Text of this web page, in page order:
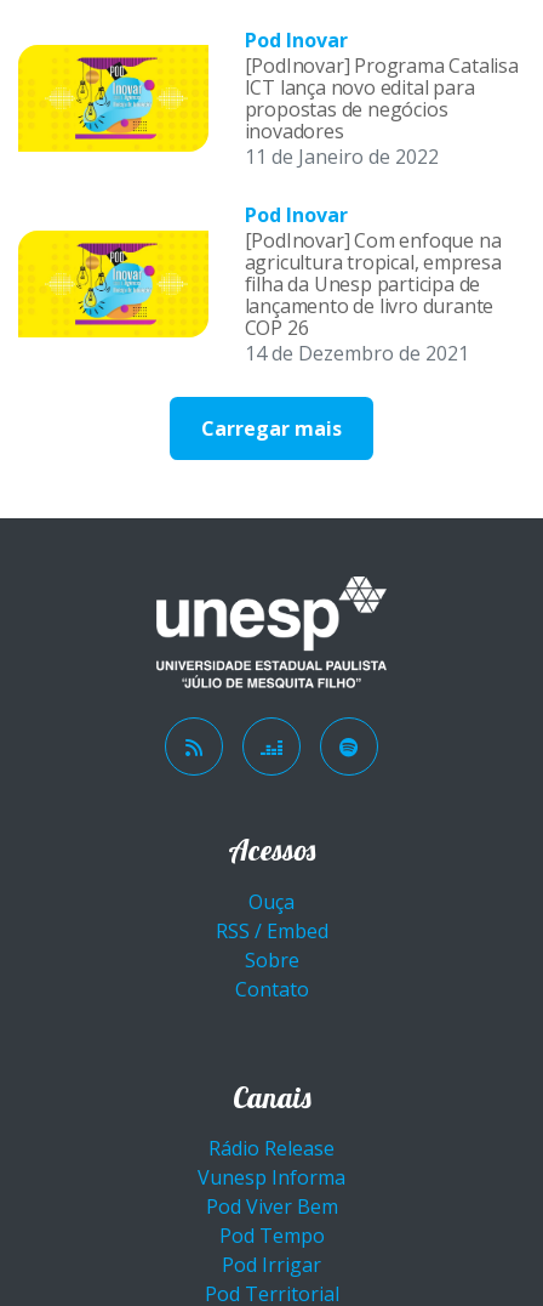
Pod Inovar
[PodInovar] Programa Catalisa
ICT lança novo edital para
propostas de negócios
inovadores
11 de Janeiro de 2022
Pod Inovar
[PodInovar] Com enfoque na
agricultura tropical, empresa
filha da Unesp participa de
lançamento de livro durante
COP 26
14 de Dezembro de 2021
Carregar mais
Acessos
Ouça
RSS / Embed
Sobre
Contato
Canais
Rádio Release
Vunesp Informa
Pod Viver Bem
Pod Tempo
Pod Irrigar
Pod Territorial